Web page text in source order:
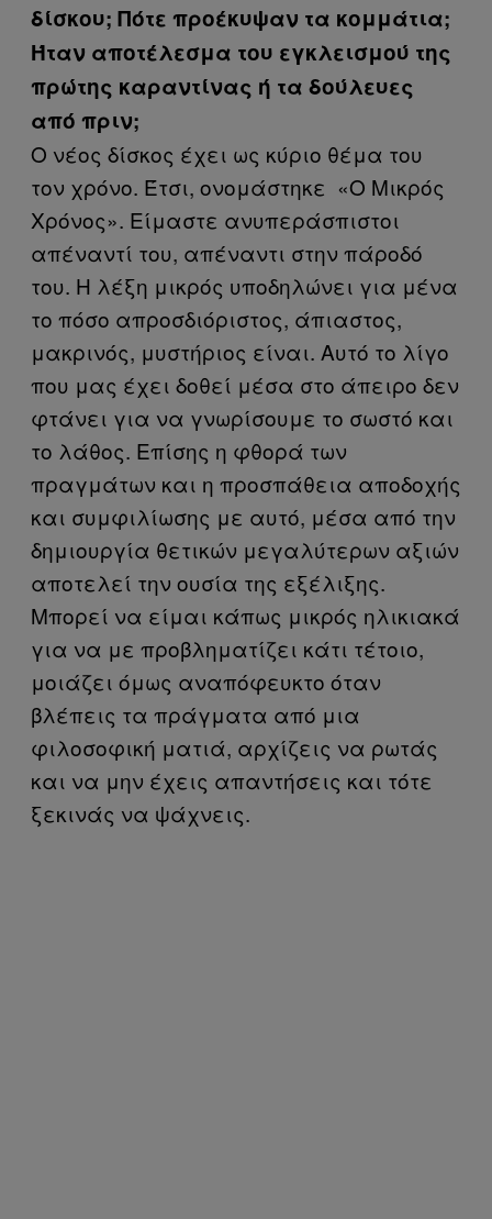
δίσκου; Πότε προέκυψαν τα κομμάτια;
Ήταν αποτέλεσμα του εγκλεισμού της
πρώτης καραντίνας ή τα δούλευες
από πριν;
O νέος δίσκος έχει ως κύριο θέμα του
τον χρόνο. Έτσι, ονομάστηκε «Ο Μικρός
Χρόνος». Είμαστε ανυπεράσπιστοι
απέναντί του, απέναντι στην πάροδό
του. Η λέξη μικρός υποδηλώνει για μένα
το πόσο απροσδιόριστος, άπιαστος,
μακρινός, μυστήριος είναι. Αυτό το λίγο
που μας έχει δοθεί μέσα στο άπειρο δεν
φτάνει για να γνωρίσουμε το σωστό και
το λάθος. Επίσης η φθορά των
πραγμάτων και η προσπάθεια αποδοχής
και συμφιλίωσης με αυτό, μέσα από την
δημιουργία θετικών μεγαλύτερων αξιών
αποτελεί την ουσία της εξέλιξης.
Μπορεί να είμαι κάπως μικρός ηλικιακά
για να με προβληματίζει κάτι τέτοιο,
μοιάζει όμως αναπόφευκτο όταν
βλέπεις τα πράγματα από μια
φιλοσοφική ματιά, αρχίζεις να ρωτάς
και να μην έχεις απαντήσεις και τότε
ξεκινάς να ψάχνεις.